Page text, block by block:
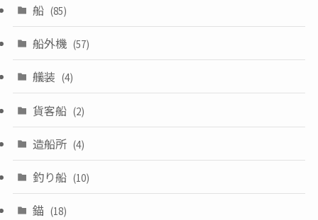
船 (85)
船外機 (57)
艤装 (4)
貨客船 (2)
造船所 (4)
釣り船 (10)
錨 (18)